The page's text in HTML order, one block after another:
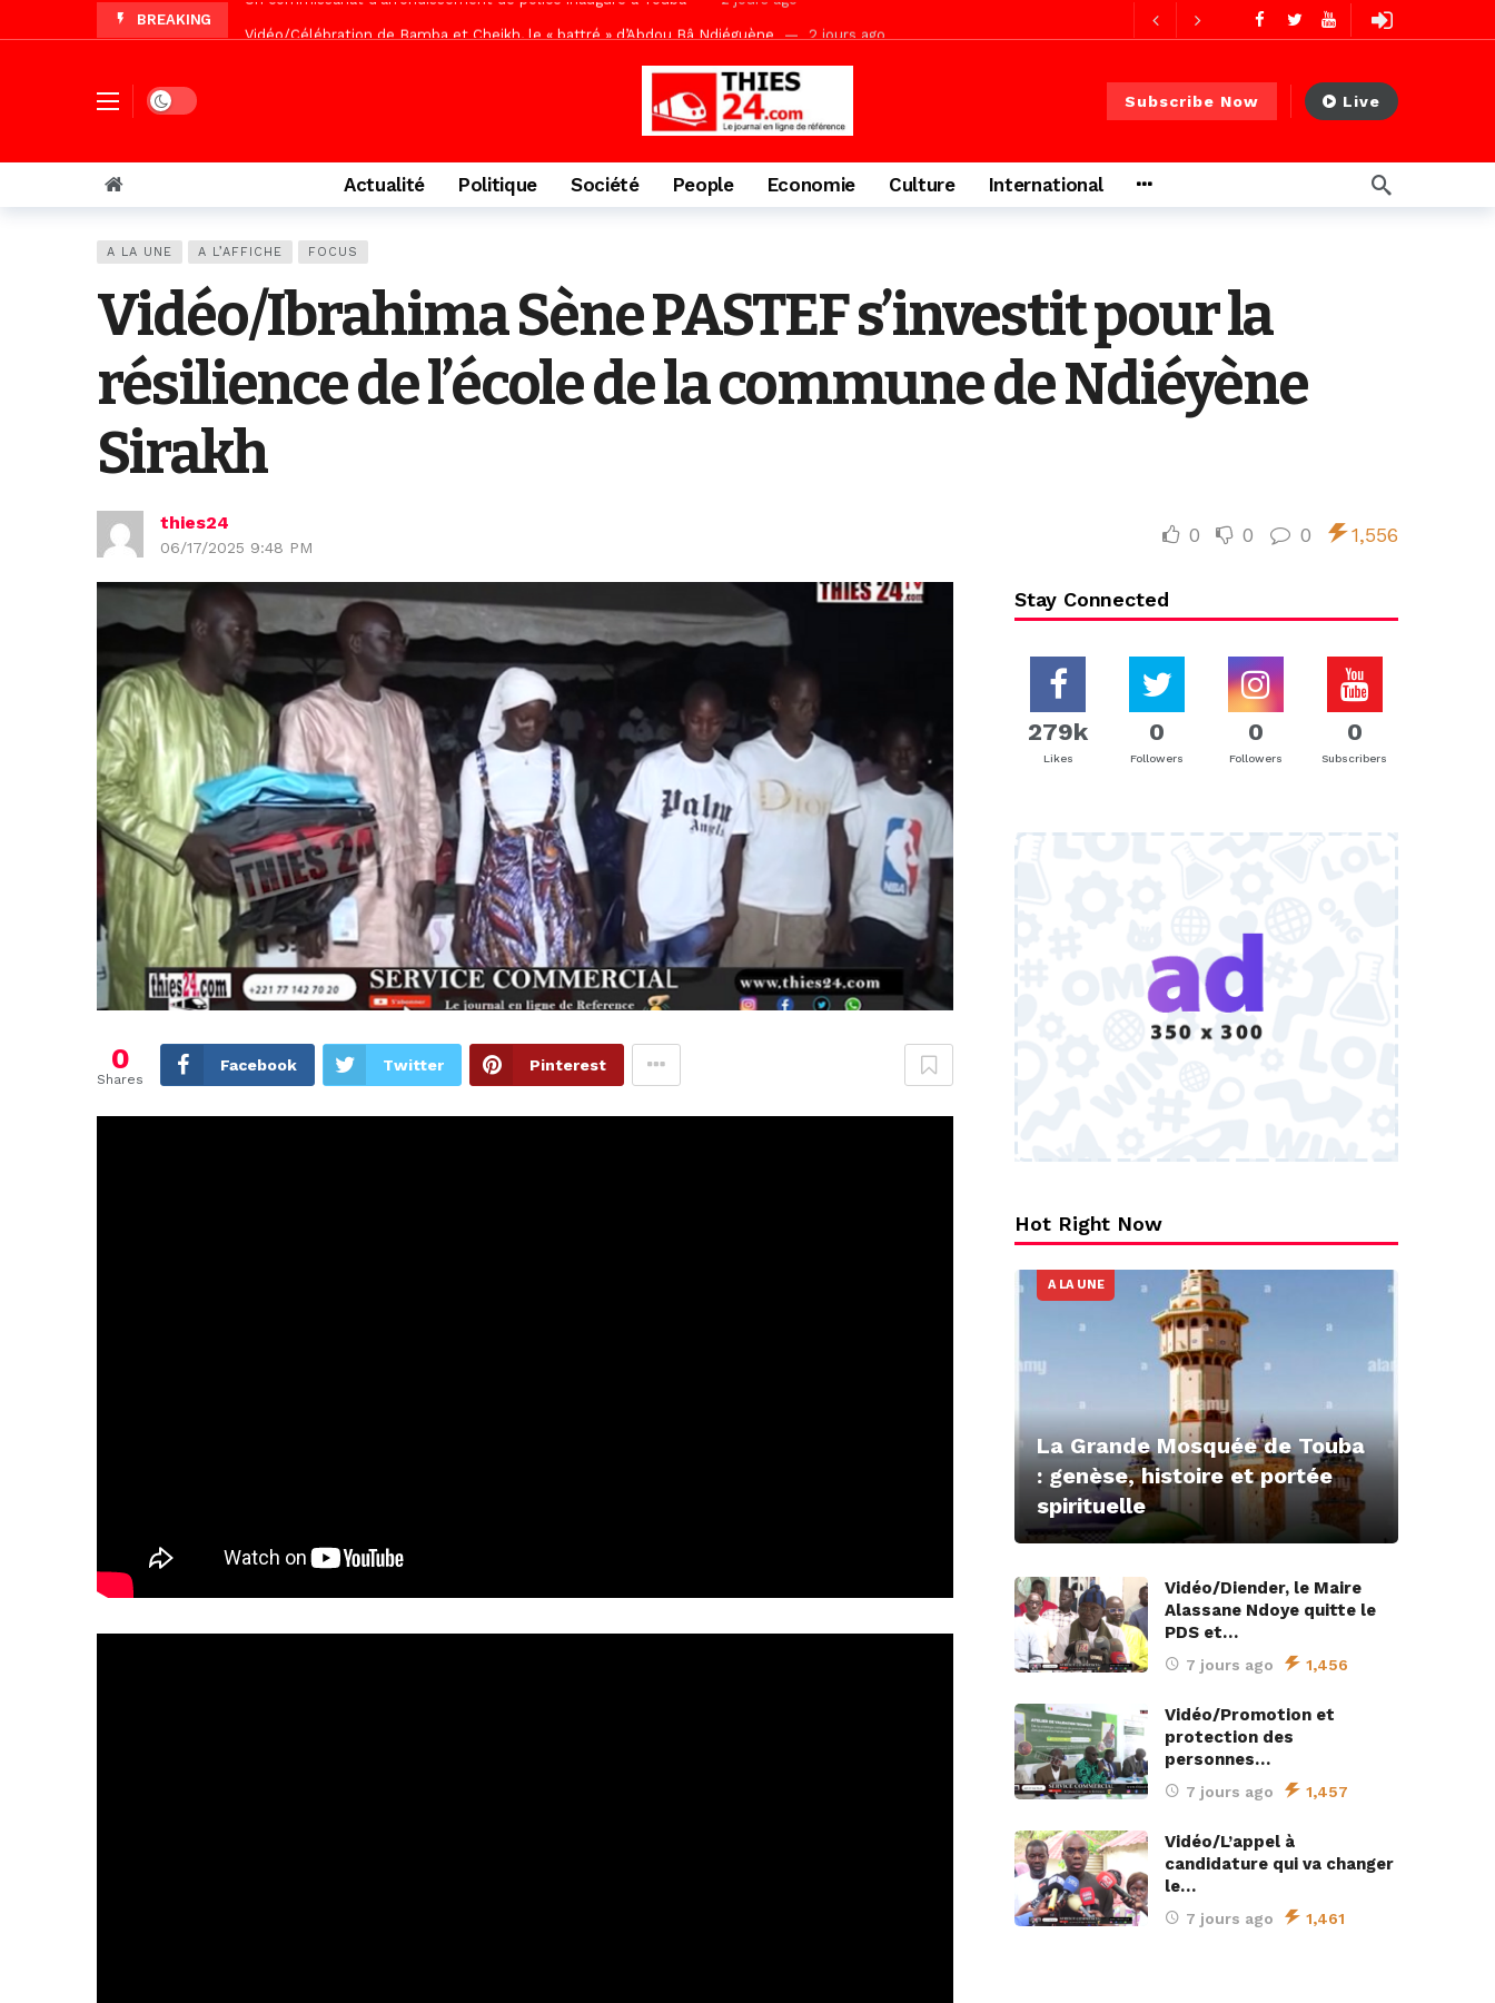
BREAKING
Foncier : l’heure n’est plus aux demi-mesures, mais à une relance courageuse de l’économie sénégalaise
Tivaouane/L’hôpital Seydi El Hadji Malick Sy reçoit ses premiers malades lundi 10 Août
Dark mode Subscribe Now Live
Actualité Politique Société People Economie Culture International
A LA UNE A L’AFFICHE FOCUS
Vidéo/Ibrahima Sène PASTEF s’investit pour la
résilience de l’école de la commune de Ndiéyène
Sirakh
thies24
06/17/2025 9:48 PM
0 0 0 1,556
0
Shares
Facebook Twitter Pinterest
Stay Connected
279k
Likes
0
Followers
0
Followers
0
Subscribers
Hot Right Now
A LA UNE
La Grande Mosquée de Touba
: genèse, histoire et portée
spirituelle
Vidéo/Diender, le Maire
Alassane Ndoye quitte le
PDS et…
7 jours ago 1,456
Vidéo/Promotion et
protection des
personnes…
7 jours ago 1,457
Vidéo/L’appel à
candidature qui va changer
le…
7 jours ago 1,461